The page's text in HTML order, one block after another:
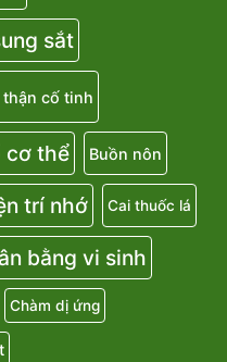
sắt
thận cố tinh
cơ thể Buồn nôn
trí nhớ Cai thuốc lá
bằng vi sinh
Chàm dị ứng